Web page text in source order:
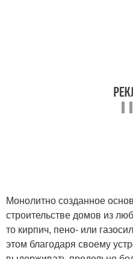
Монолитно созданное
строительстве домов из
то кирпич, пено- или
этом благодаря своему